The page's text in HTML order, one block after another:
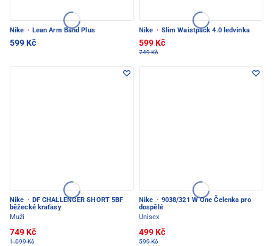
Nike · Lean Arm Band Plus
599 Kč
Nike · Slim Waistpack 4.0 ledvinka
599 Kč
749 Kč
Nike · DF CHALLENGER SHORT 5BF
běžecké kraťasy
Muži
749 Kč
1.099 Kč
Nike · 9038/321 W One Čelenka pro
dospělé
Unisex
499 Kč
599 Kč